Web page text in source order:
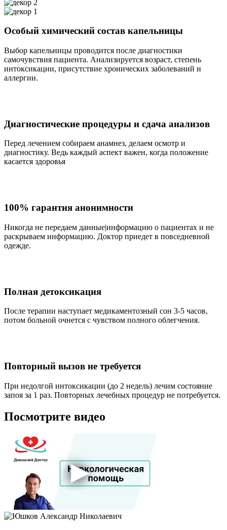
Особый химический состав капельницы
Выбор капельницы проводится после диагностики
самочувствия пациента. Анализируется возраст, степень
интоксикации, присутствие хронических заболеваний и
аллергии.
Диагностические процедуры и сдача анализов
Перед лечением собираем анамнез, делаем осмотр и
диагностику. Ведь каждый аспект важен, когда положение
касается здоровья
100% гарантия анонимности
Никогда не передаем данные|информацию о пациентах и не
раскрываем информацию. Доктор приедет в повседневной
одежде.
Полная детоксикация
После терапии наступает медикаментозный сон 3-5 часов,
потом больной очнется с чувством полного облегчения.
Повторный вызов не требуется
При недолгой интоксикации (до 2 недель) лечим состояние
запоя за 1 раз. Повторных лечебных процедур не потребуется.
Посмотрите видео